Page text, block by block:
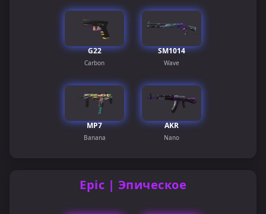
G22
Carbon
SM1014
Wave
MP7
Banana
AKR
Nano
Epic | Эпическое